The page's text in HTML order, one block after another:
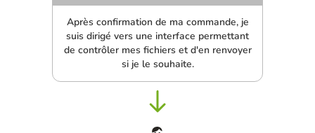
Après confirmation de ma commande, je
suis dirigé vers une interface permettant
de contrôler mes fichiers et d'en renvoyer
si je le souhaite.